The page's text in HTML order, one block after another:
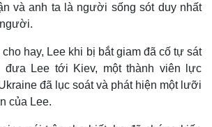
và anh ta là người sống sót duy nhất
hay, Lee khi bị bắt giam đã cố tự sát
đưa Lee tới Kiev, một thành viên lực
đã lục soát và phát hiện một lưỡi
của Lee.